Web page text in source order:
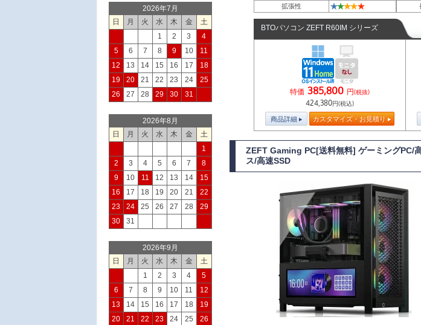
拡張性
★★★★★
BTOパソコン ZEFT R60IM シリーズ
特価 385,800 円(税抜)
424,380円(税込)
商品詳細 カスタマイズ・お見積り
ZEFT Gaming PC[送料無料] ゲーミングPC/
ス/高速SSD
2026年7月
日
月 火 水 木 金
土
1
2 3
4
5
6 7 8 9 10
11
12
13 14 15 16 17
18
19
20 21 22 23 24
25
26
27 28 29 30 31
2026年8月
日
月 火 水 木 金
土
1
2
3 4 5 6 7
8
9
10 11 12 13 14
15
16
17 18 19 20 21
22
23
24 25 26 27 28
29
30
31
2026年9月
日
月 火 水 木 金
土
1
2 3 4
5
6
7 8 9 10 11
12
13
14 15 16 17 18
19
20
21 22 23 24 25
26